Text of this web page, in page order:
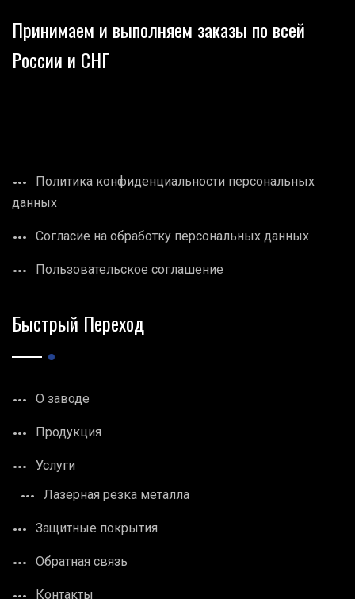
Принимаем и выполняем заказы по всей
России и СНГ
Политика конфиденциальности персональных
данных
Согласие на обработку персональных данных
Пользовательское соглашение
Быстрый Переход
О заводе
Продукция
Услуги
Лазерная резка металла
Защитные покрытия
Обратная связь
Контакты